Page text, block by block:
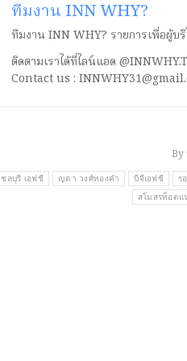
ทีมงาน INN WHY?
ทีมงาน INN WHY? รายการเพื่อผู้บ
ติดตามเราได้ที่ไลน์แอด
Contact us :
By
ชลบุรี เอฟชี ญดา วงศ์ทองคำ บีจีเอฟซี ร
สโมสรท็อตแ